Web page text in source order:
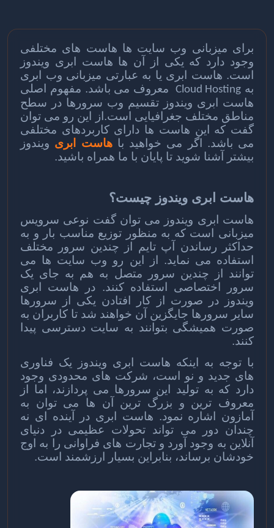
برای میزبانی وب سایت ها هاست های مختلفی
وجود دارد که یکی از آن ها هاست ابری ویندوز
است. هاست ابری یا به عبارتی میزبانی وب ابری
بهCloud Hosting معروف می باشد. مفهوم اصلی
هاست ابری ویندوز تقسیم وب سرورها در سطح
مناطق مختلف جغرافیایی است.از این رو می توان
گفت که این هاست ها دارای کاربردهای مختلفی
می باشد. اگر می خواهید باهاست ابری ویندوز
بیشتر آشنا شوید تا پایان با ما همراه باشید.
هاست ابری ویندوز چیست؟
هاست ابری ویندوز می توان گفت نوعی سرویس
میزبانی است که به منظور توزیع مناسب بار و به
حداکثر رساندن آپ تایم از چندین سرور مختلف
استفاده می نماید. از این رو وب سایت ها می
توانند از چندین سرور متصل به هم به جای یک
سرور اختصاصی استفاده کنند. در هاست ابری
ویندوز در صورت از کار افتادن یکی از سرورها
سایر سرورها جایگزین آن خواهند شد تا کاربران به
صورت همیشگی بتوانند به سایت دسترسی پیدا
کنند.
با توجه به اینکه هاست ابری ویندوز یک فناوری
های جدید و نو است، شرکت های محدودی وجود
دارد که به تولید این سرورها می پردازند، اما از
معروف ترین و بزرگ ترین آن ها می توان به
آمازون اشاره نمود. هاست ابری در آینده ای نه
چندان دور می تواند تحولات عظیمی در دنیای
آنلاین به وجود آورد و تجارت های فراوانی را به اوج
خودشان برساند، بنابراین بسیار ارزشمند است.